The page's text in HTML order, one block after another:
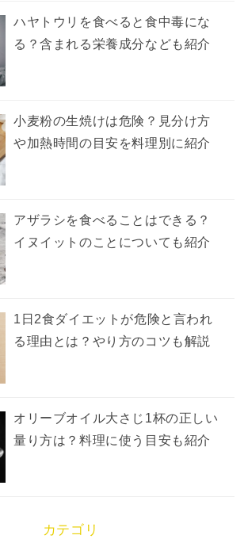
ハヤトウリを食べると食中毒にな
る？含まれる栄養成分なども紹介
小麦粉の生焼けは危険？見分け方
や加熱時間の目安を料理別に紹介
アザラシを食べることはできる？
イヌイットのことについても紹介
1日2食ダイエットが危険と言われ
る理由とは？やり方のコツも解説
オリーブオイル大さじ1杯の正しい
量り方は？料理に使う目安も紹介
カテゴリ